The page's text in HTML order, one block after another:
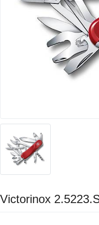
Victorinox